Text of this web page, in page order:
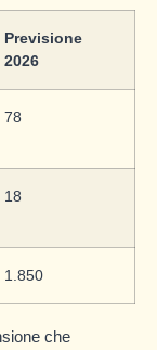
Previsione
2026
78
18
1.850
che